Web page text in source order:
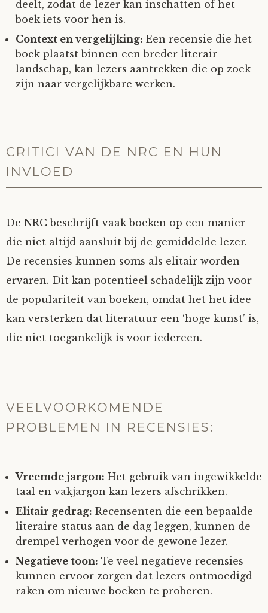
deelt, zodat de lezer kan inschatten of het
boek iets voor hen is.
Context en vergelijking: Een recensie die het
boek plaatst binnen een breder literair
landschap, kan lezers aantrekken die op zoek
zijn naar vergelijkbare werken.
CRITICI VAN DE NRC EN HUN
INVLOED
De NRC beschrijft vaak boeken op een manier
die niet altijd aansluit bij de gemiddelde lezer.
De recensies kunnen soms als elitair worden
ervaren. Dit kan potentieel schadelijk zijn voor
de populariteit van boeken, omdat het het idee
kan versterken dat literatuur een ‘hoge kunst’ is,
die niet toegankelijk is voor iedereen.
VEELVOORKOMENDE
PROBLEMEN IN RECENSIES:
Vreemde jargon: Het gebruik van ingewikkelde
taal en vakjargon kan lezers afschrikken.
Elitair gedrag: Recensenten die een bepaalde
literaire status aan de dag leggen, kunnen de
drempel verhogen voor de gewone lezer.
Negatieve toon: Te veel negatieve recensies
kunnen ervoor zorgen dat lezers ontmoedigd
raken om nieuwe boeken te proberen.